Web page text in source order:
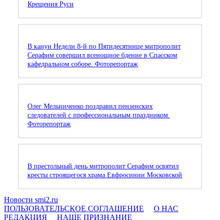
Крещения Руси
В канун Недели 8-й по Пятидесятнице митрополит
Серафим совершил всенощное бдение в Спасском
кафедральном соборе. Фоторепортаж
Олег Мельниченко поздравил пензенских
следователей с профессиональным праздником.
Фоторепортаж
В престольный день митрополит Серафим освятил
кресты строящегося храма Евфросинии Московской
Новости smi2.ru
ПОЛЬЗОВАТЕЛЬСКОЕ СОГЛАШЕНИЕ
О НАС
РЕДАКЦИЯ
НАШЕ ПРИЗНАНИЕ